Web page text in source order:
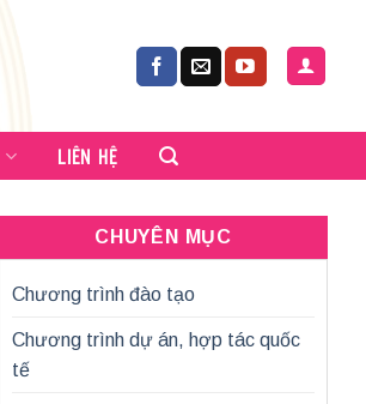
LIÊN HỆ
CHUYÊN MỤC
Chương trình đào tạo
Chương trình dự án, hợp tác quốc
tế